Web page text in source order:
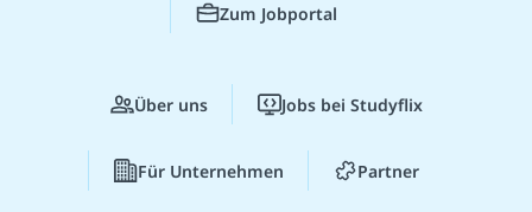
Zum Jobportal
Über uns Jobs bei Studyflix
Für Unternehmen Partner